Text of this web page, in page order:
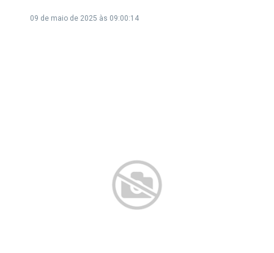
09 de maio de 2025 às 09:00:14